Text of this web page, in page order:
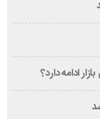
ادامه دارد؟